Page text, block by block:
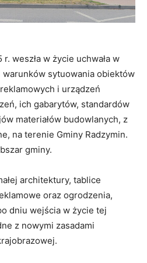
weszła w życie uchwała w
warunków sytuowania obiektów
i urządzeń
ich gabarytów, standardów
materiałów budowlanych, z
na terenie Gminy Radzymin.
gminy.
architektury, tablice
oraz ogrodzenia,
dniu wejścia w życie tej
z nowymi zasadami